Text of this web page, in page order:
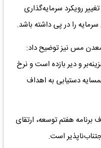
رویکرد سرمایه‌گذاری
را در پی داشته باشد.
مس نیز توضیح داد:
و دیر بازده است و نرخ
دستیابی به اهداف
هفتم توسعه، ارتقای
است.